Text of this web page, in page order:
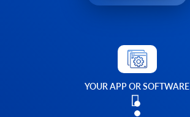
YOUR APP OR SOFTWARE